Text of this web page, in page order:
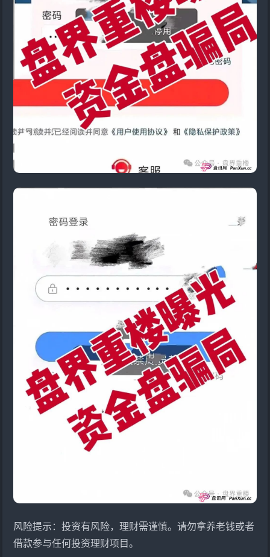
风险提示：投资有风险，理财需谨慎。请勿拿养老钱或者
借款参与任何投资理财项目。